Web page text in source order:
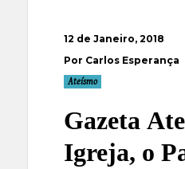
12 de Janeiro, 2018
Por Carlos Esperança
Ateísmo
Gazeta
Igreja, o